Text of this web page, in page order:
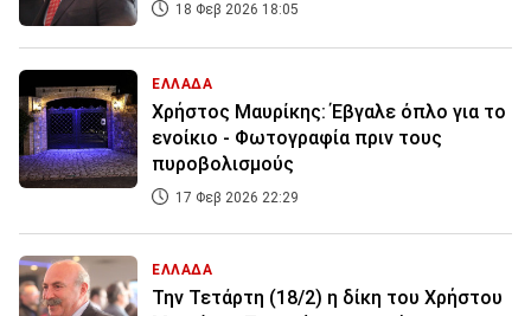
18 Φεβ 2026 18:05
ΕΛΛΑΔΑ
Χρήστος Μαυρίκης: Έβγαλε όπλο για το
ενοίκιο - Φωτογραφία πριν τους
πυροβολισμούς
17 Φεβ 2026 22:29
ΕΛΛΑΔΑ
Την Τετάρτη (18/2) η δίκη του Χρήστου